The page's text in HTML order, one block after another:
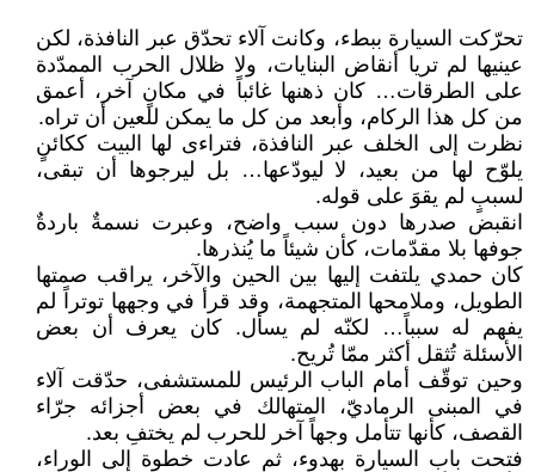
تحرّكت السيارة ببطء، وكانت آلاء تحدّق عبر النافذة، لكن
عينيها لم تريا أنقاض البنايات، ولا ظلال الحرب الممدّدة
على الطرقات… كان ذهنها غائباً في مكانٍ آخر، أعمق
من كل هذا الركام، وأبعد من كل ما يمكن للعين أن تراه.
نظرت إلى الخلف عبر النافذة، فتراءى لها البيت ككائنٍ
يلوّح لها من بعيد، لا ليودّعها… بل ليرجوها أن تبقى،
لسببٍ لم يقوَ على قوله.
انقبض صدرها دون سبب واضح، وعبرت نسمةٌ باردةٌ
جوفها بلا مقدّمات، كأن شيئاً ما يُنذرها.
كان حمدي يلتفت إليها بين الحين والآخر، يراقب صمتها
الطويل، وملامحها المتجهمة، وقد قرأ في وجهها توتراً لم
يفهم له سبباً… لكنّه لم يسأل. كان يعرف أن بعض
الأسئلة تُثقل أكثر ممّا تُريح.
وحين توقّف أمام الباب الرئيس للمستشفى، حدّقت آلاء
في المبنى الرماديّ، المتهالك في بعض أجزائه جرّاء
القصف، كأنها تتأمل وجهاً آخر للحرب لم يختفِ بعد.
فتحت باب السيارة بهدوء، ثم عادت خطوة إلى الوراء،